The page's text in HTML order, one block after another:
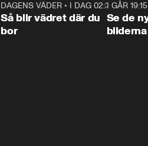
1:06
DAGENS VÄDER • I DAG 02:30
Så blir vädret där du
bor
I GÅR 19:15
Se de
bilderna